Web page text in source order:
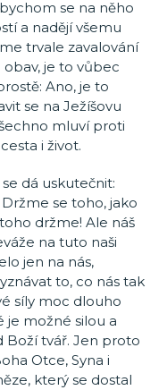
se na něho
a nadějí všemu
trvale zavalování
je to vůbec
Ano, je to
se na Ježíšovu
mluví proti
i život.
dá uskutečnit:
se toho, jako
držme! Ale náš
na tuto naši
jen na nás,
to, co nás tak
síly moc dlouho
je možné silou a
Boží tvář. Jen proto
Otce, Syna i
který se dostal